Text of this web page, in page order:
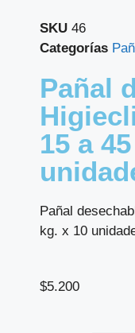
SKU 46
Categorías
Pañal
15 a
Pañal
kg. x 10
$5.200